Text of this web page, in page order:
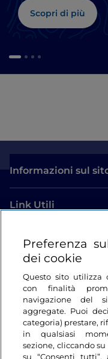
Scopri di più
Informazioni sul
Link Utili
Login
Restiamo in contatto
Preferenza
dei cookie
Questo sito utilizza
con finalità
navigazione del
aggregate. Puoi
categoria) prestare,
in qualsiasi
sezione, cliccando
su “Consenti